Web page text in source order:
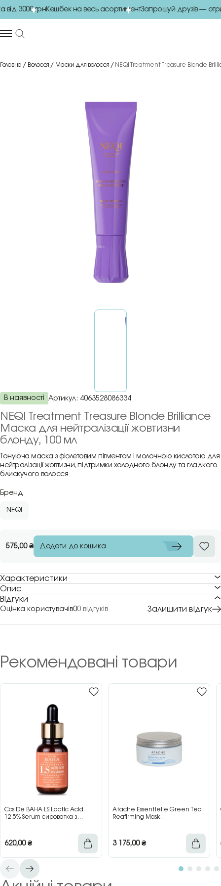
3000 грнКешбек на весь асортиментЗапрошуй друзів —
Головна Волосся Маски для волосся NEQI Treatment Treasure Blonde
В наявності Артикул: 4063528086334
NEQI Treatment Treasure Blonde Brilliance
Маска для нейтралізації жовтизни
блонду, 100 мл
Тонуюча маска з фіолетовим пігментом і молочною кислотою для
нейтралізації жовтизни, підтримки холодного блонду та гладкого
блискучого волосся
Бренд
NEQI
575,00₴ Додати до кошика
Характеристики
Опис
Відгуки
Оцінка користувачів00 відгуків Залишити відгук
Рекомендовані товари
Cos De BAHA LS Lactic Acid
12.5% Serum сироватка з
620,00₴
Atache Essentielle Green Tea
Reafirming Mask
3 175,00₴